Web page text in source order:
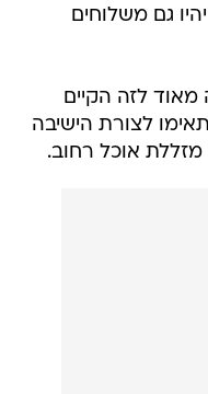
גם משלוחים
מאוד לזה הקיים
לצורת הישיבה
אוכל רחוב.